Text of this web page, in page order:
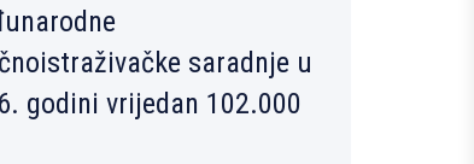
saradnje u
godini vrijedan 102.000